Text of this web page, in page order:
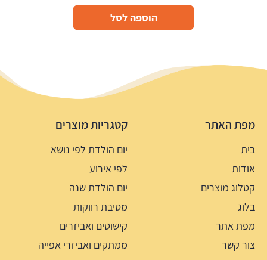
הוספה לסל
מפת האתר
בית
אודות
קטלוג מוצרים
בלוג
מפת אתר
צור קשר
קטגריות מוצרים
יום הולדת לפי נושא
לפי אירוע
יום הולדת שנה
מסיבת רווקות
קישוטים ואביזרים
ממתקים ואביזרי אפייה